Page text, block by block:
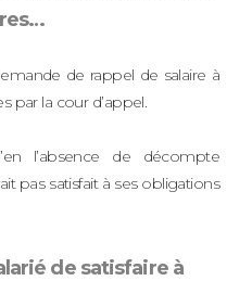
de rappel de salaire à
par la cour d’appel.
l’absence de décompte
pas satisfait à ses obligations
de satisfaire à